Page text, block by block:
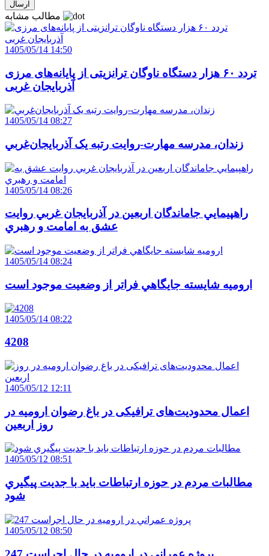
1405/05/14 14:50
تردد ۶۰ هزار دستگاه ناوگان ترانزیتی از پایانه‌های مرزی
آذربایجان ‌غربی
1405/05/14 08:27
زندان، مدرسه مهارت-روايت رتبه يک آذربايجان‌غربي
1405/05/14 08:26
راهپيمايي جاماندگان اربعين در آذربايجان غربي روايت
عشق به امامت و رهبري
1405/05/14 08:24
اروميه شايسته جايگاهي فراتر از وضعيت موجود است
1405/05/14 08:22
4208
1405/05/12 12:11
اعمال محدودیت‌های ترافیکی در باغ رضوان ارومیه در
روز اربعین
1405/05/12 08:51
مطالبات مردم در حوزه ارتباطات بايد با جديت پيگيري
شود
1405/05/12 08:50